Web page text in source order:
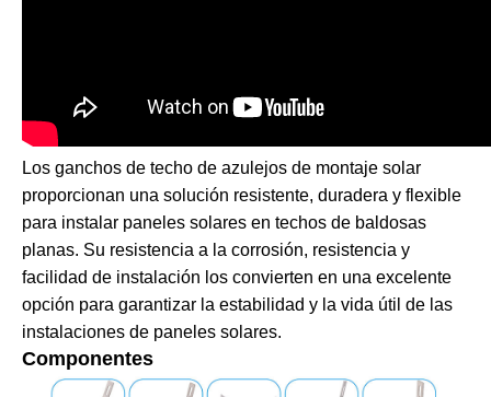
Los ganchos de techo de azulejos de montaje solar
proporcionan una solución resistente, duradera y flexible
para instalar paneles solares en techos de baldosas
planas. Su resistencia a la corrosión, resistencia y
facilidad de instalación los convierten en una excelente
opción para garantizar la estabilidad y la vida útil de las
instalaciones de paneles solares.
Componentes